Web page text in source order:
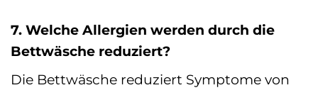
7. Welche Allergien werden durch die
Bettwäsche reduziert?
Die Bettwäsche reduziert Symptome von